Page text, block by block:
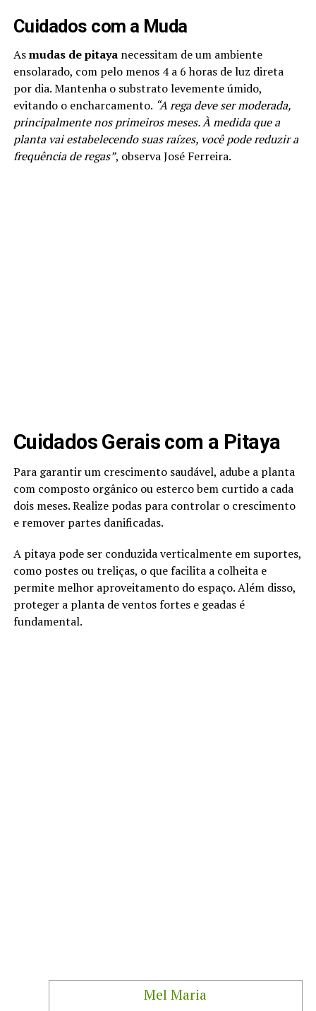
Cuidados com a Muda
Asmudas de pitayanecessitam de um ambiente
ensolarado, com pelo menos 4 a 6 horas de luz direta
por dia. Mantenha o substrato levemente úmido,
evitando o encharcamento. “A rega deve ser moderada,
principalmente nos primeiros meses. À medida que a
planta vai estabelecendo suas raízes, você pode reduzir a
frequência de regas”, observa José Ferreira.
Cuidados Gerais com a Pitaya
Para garantir um crescimento saudável, adube a planta
com composto orgânico ou esterco bem curtido a cada
dois meses. Realize podas para controlar o crescimento
e remover partes danificadas.
A pitaya pode ser conduzida verticalmente em suportes,
como postes ou treliças, o que facilita a colheita e
permite melhor aproveitamento do espaço. Além disso,
proteger a planta de ventos fortes e geadas é
fundamental.
Mel Maria